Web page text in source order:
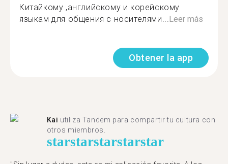
Китайкому ,английскому и корейскому
языкам для общения с носителями...Leer más
Obtener la app
Kai utiliza Tandem para compartir tu cultura con
otros miembros.
starstarstarstarstar